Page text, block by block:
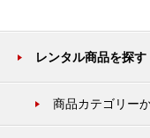
レンタル商品を探す
商品カテゴリー